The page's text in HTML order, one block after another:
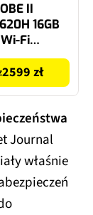
II
16GB
Wi-Fi
2599 zł
Journal
właśnie